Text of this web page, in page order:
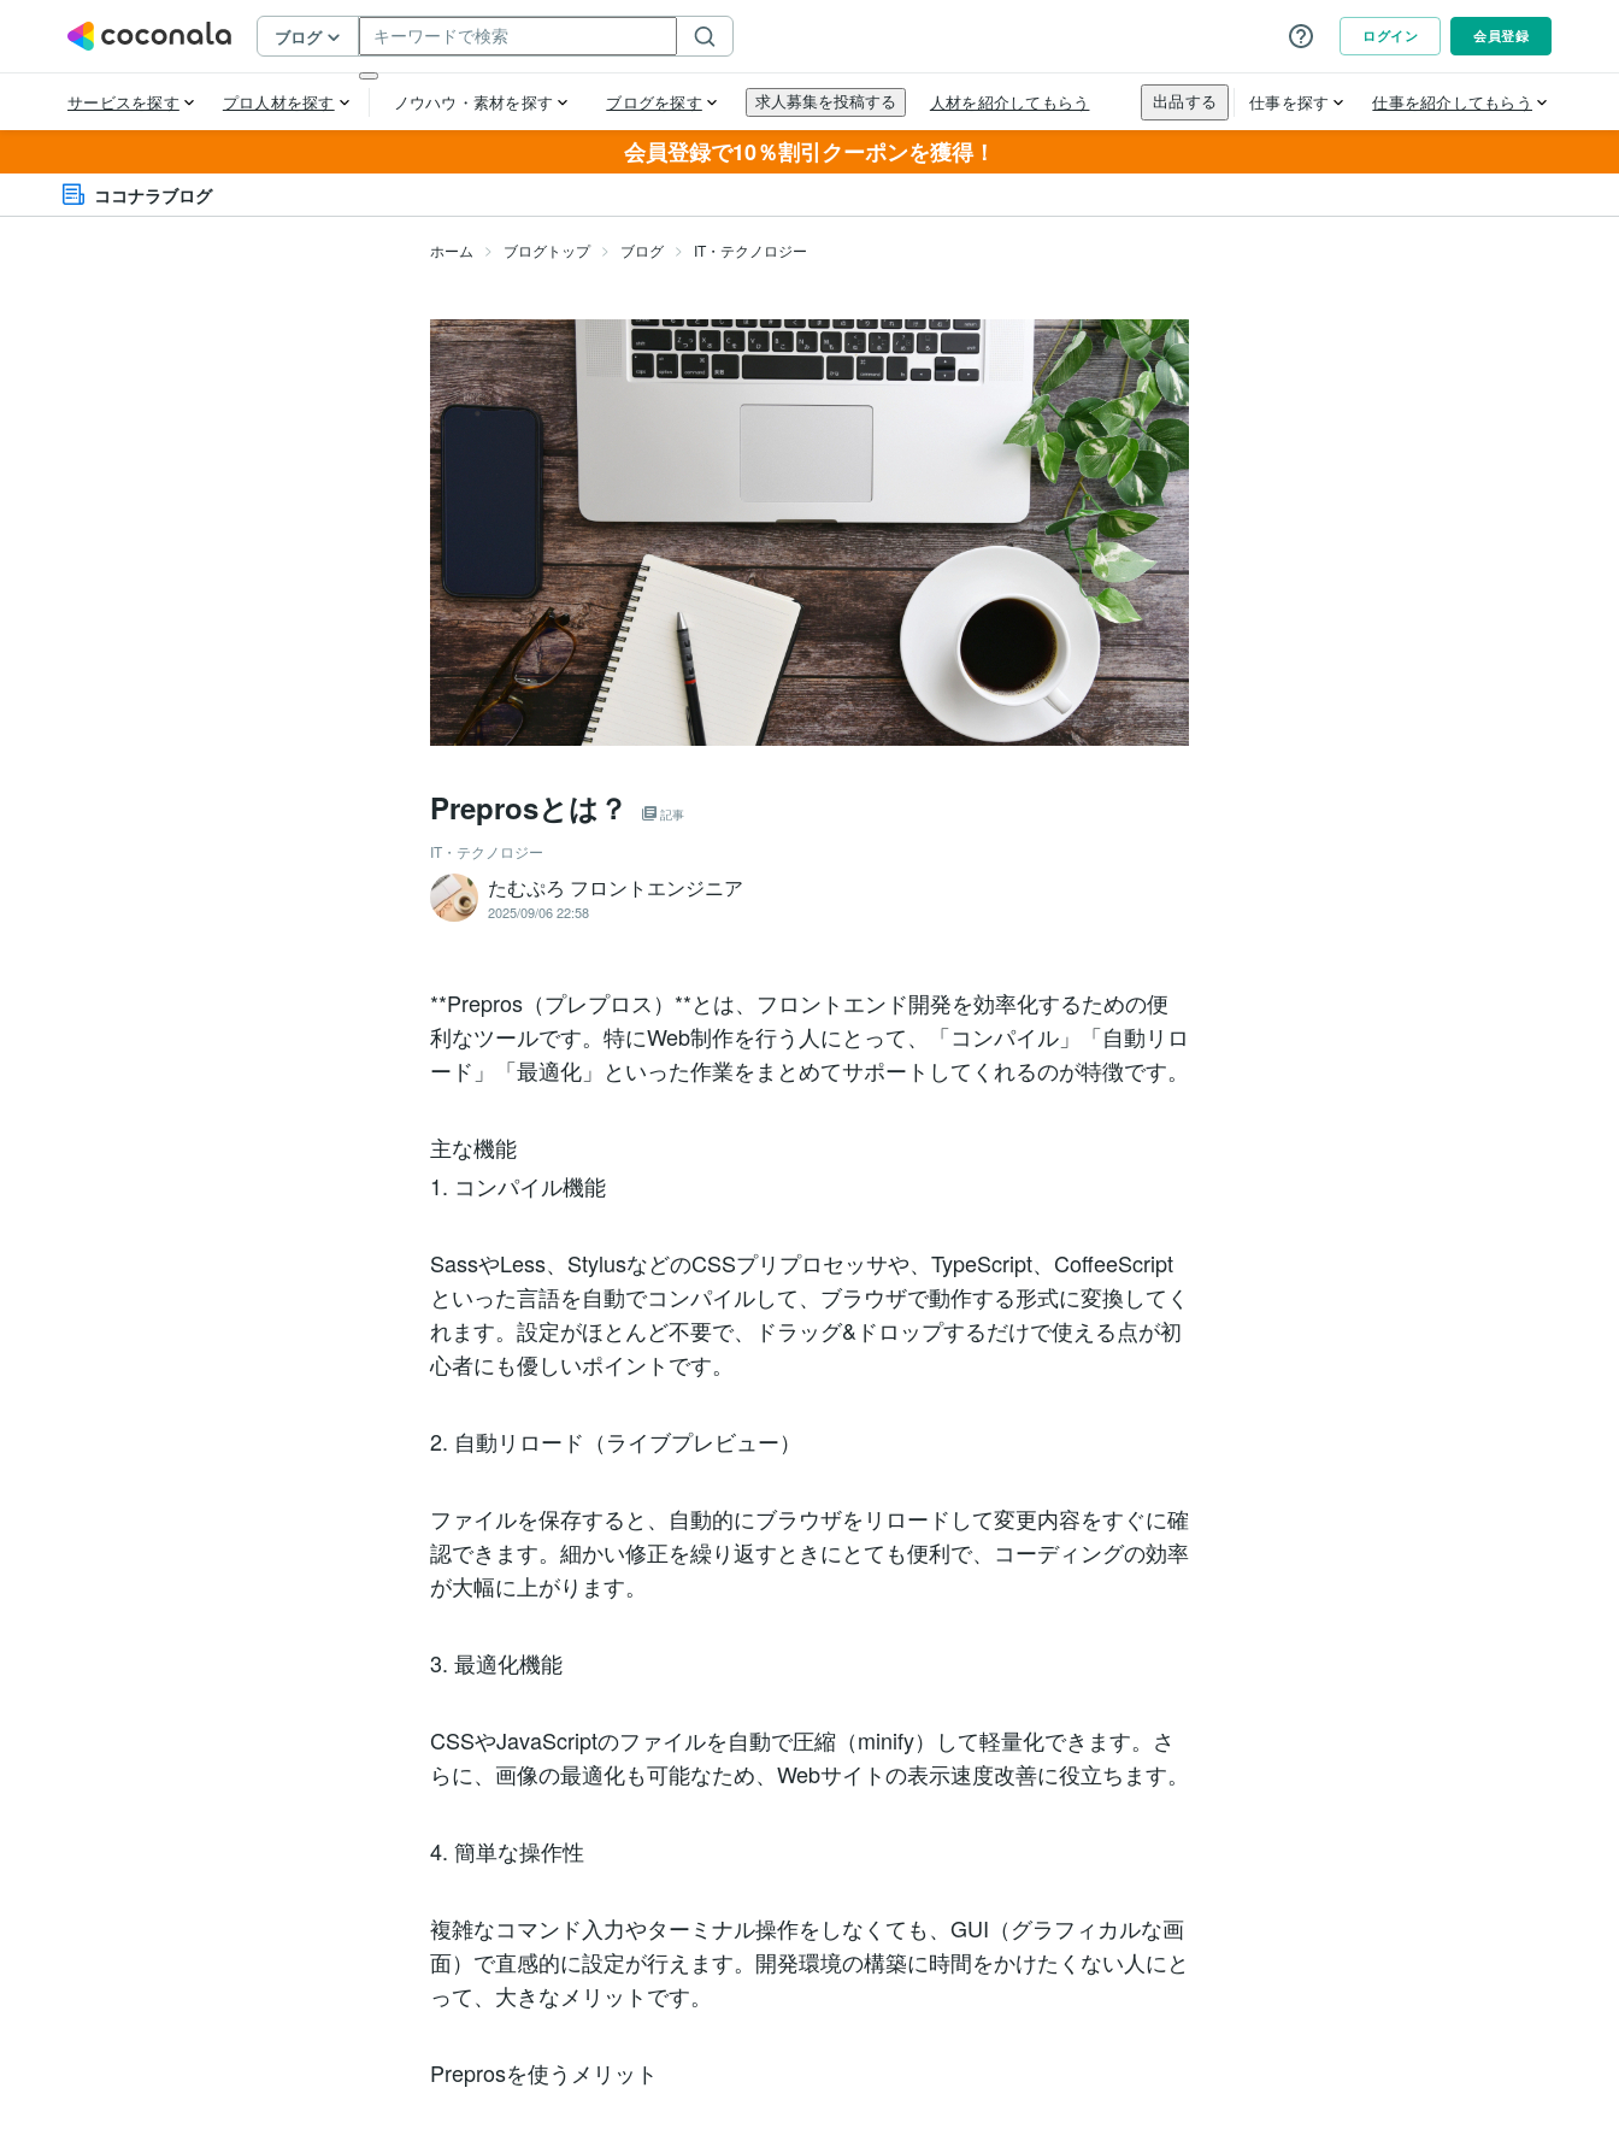
会員登録で10％割引クーポンを獲得！
ココナラブログ
ホーム ブログトップ ブログ IT・テクノロジー
Preprosとは？ 記事
IT・テクノロジー
たむぷろ フロントエンジニア
2025/09/06 22:58
**Prepros（プレプロス）**とは、フロントエンド開発を効率化するための便
利なツールです。特にWeb制作を行う人にとって、「コンパイル」「自動リロ
ード」「最適化」といった作業をまとめてサポートしてくれるのが特徴です。
主な機能
1. コンパイル機能
SassやLess、StylusなどのCSSプリプロセッサや、TypeScript、CoffeeScript
といった言語を自動でコンパイルして、ブラウザで動作する形式に変換してく
れます。設定がほとんど不要で、ドラッグ&ドロップするだけで使える点が初
心者にも優しいポイントです。
2. 自動リロード（ライブプレビュー）
ファイルを保存すると、自動的にブラウザをリロードして変更内容をすぐに確
認できます。細かい修正を繰り返すときにとても便利で、コーディングの効率
が大幅に上がります。
3. 最適化機能
CSSやJavaScriptのファイルを自動で圧縮（minify）して軽量化できます。さ
らに、画像の最適化も可能なため、Webサイトの表示速度改善に役立ちます。
4. 簡単な操作性
複雑なコマンド入力やターミナル操作をしなくても、GUI（グラフィカルな画
面）で直感的に設定が行えます。開発環境の構築に時間をかけたくない人にと
って、大きなメリットです。
Preprosを使うメリット